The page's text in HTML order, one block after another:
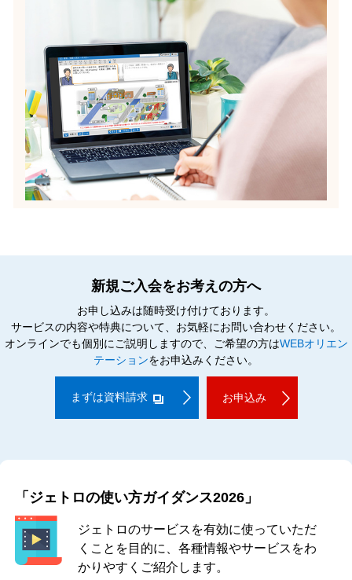
新規ご入会をお考えの方へ
お申し込みは随時受け付けております。
サービスの内容や特典について、お気軽にお問い合わせください。
オンラインでも個別にご説明しますので、ご希望の方はWEBオリエン
テーションをお申込みください。
まずは資料請求 お申込み
「ジェトロの使い方ガイダンス2026」
ジェトロのサービスを有効に使っていただ
くことを目的に、各種情報やサービスをわ
かりやすくご紹介します。